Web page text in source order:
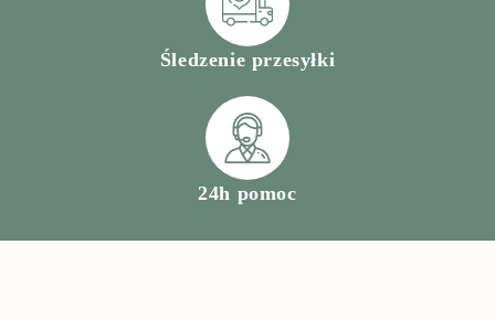
Śledzenie przesyłki
24h pomoc